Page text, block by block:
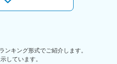
スマナーやバイクの知識などからし
すが、潤沢な研修制度により安心して
す！
キング形式でご紹介します。
しています。